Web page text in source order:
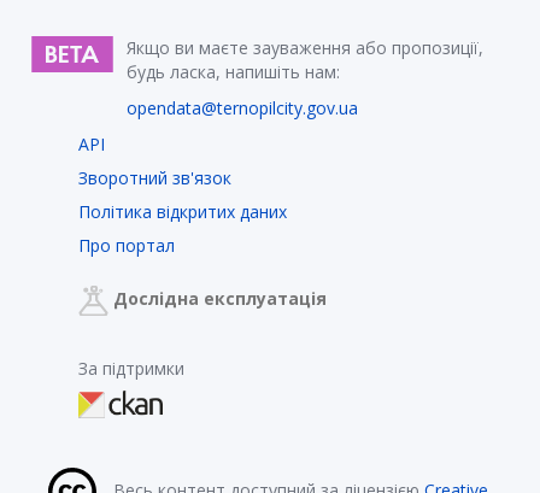
Якщо ви маєте зауваження або пропозиції,
будь ласка, напишіть нам:
opendata@ternopilcity.gov.ua
API
Зворотний зв'язок
Політика відкритих даних
Про портал
Дослідна експлуатація
За підтримки